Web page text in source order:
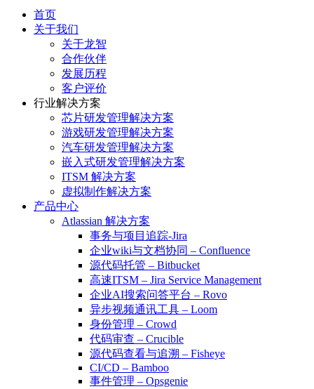
首页
关于我们
关于龙智
合作伙伴
发展历程
客户评价
行业解决方案
芯片研发管理解决方案
游戏研发管理解决方案
汽车研发管理解决方案
嵌入式研发管理解决方案
ITSM 解决方案
虚拟制作解决方案
产品中心
Atlassian 解决方案
事务与项目追踪-Jira
企业wiki与文档协同 – Confluence
源代码托管 – Bitbucket
高速ITSM – Jira Service Management
企业AI搜索问答平台 – Rovo
异步视频通讯工具 – Loom
身份管理 – Crowd
代码审查 – Crucible
源代码查看与追溯 – Fisheye
CI/CD – Bamboo
事件管理 – Opsgenie